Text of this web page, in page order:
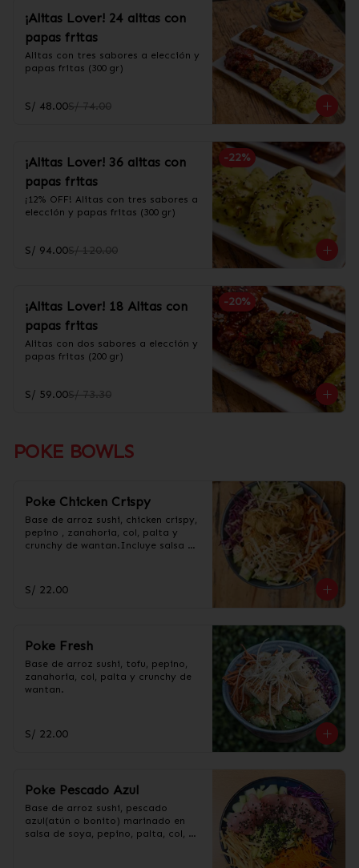
¡Alitas Lover! 24 alitas con
papas fritas
Alitas con tres sabores a elección y
papas fritas (300 gr)
S/ 48.00S/ 74.00
-22%
¡Alitas Lover! 36 alitas con
papas fritas
¡12% OFF! Alitas con tres sabores a
elección y papas fritas (300 gr)
S/ 94.00S/ 120.00
-20%
¡Alitas Lover! 18 Alitas con
papas fritas
Alitas con dos sabores a elección y
papas fritas (200 gr)
S/ 59.00S/ 73.30
POKE BOWLS
Poke Chicken Crispy
Base de arroz sushi, chicken crispy,
pepino , zanahoria, col, palta y
crunchy de wantan.Incluye salsa
S/ 22.00
Poke Fresh
Base de arroz sushi, tofu, pepino,
zanahoria, col, palta y crunchy de
wantan.
S/ 22.00
Poke Pescado Azul
Base de arroz sushi, pescado
azul(atún o bonito) marinado en
salsa de soya, pepino, palta, col,